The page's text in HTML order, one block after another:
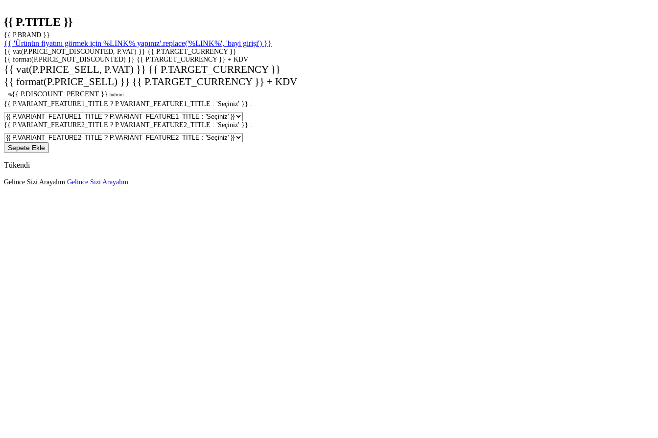
{{ P.TITLE }}
{{ P.BRAND }}
{{ 'Ürünün fiyatını görmek için %LINK% yapınız'.replace('%LINK%', 'bayi girişi') }}
{{ vat(P.PRICE_NOT_DISCOUNTED, P.VAT) }} {{ P.TARGET_CURRENCY }}
{{ format(P.PRICE_NOT_DISCOUNTED) }} {{ P.TARGET_CURRENCY }} + KDV
{{ vat(P.PRICE_SELL, P.VAT) }} {{ P.TARGET_CURRENCY }}
{{ format(P.PRICE_SELL) }} {{ P.TARGET_CURRENCY }} + KDV
%{{ P.DISCOUNT_PERCENT }} İndirim
{{ P.VARIANT_FEATURE1_TITLE ? P.VARIANT_FEATURE1_TITLE : 'Seçiniz' }} :
{{ P.VARIANT_FEATURE2_TITLE ? P.VARIANT_FEATURE2_TITLE : 'Seçiniz' }} :
Sepete Ekle
Tükendi
Gelince Sizi Arayalım Gelince Sizi Arayalım